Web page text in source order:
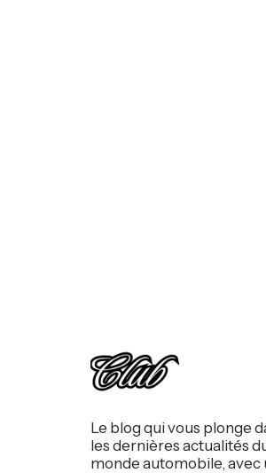
Le blog qui vous plonge
les dernières actualités
monde automobile, avec